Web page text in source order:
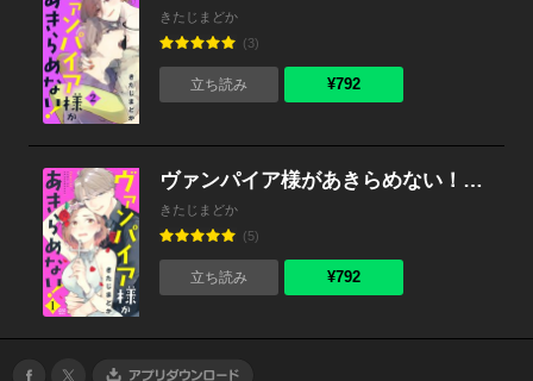
きたじまどか
(3)
立ち読み ¥792
ヴァンパイア様があきらめない！ （1）
きたじまどか
(5)
立ち読み ¥792